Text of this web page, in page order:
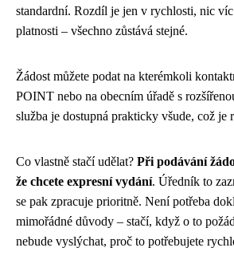
standardní. Rozdíl je jen v rychlosti, nic
platnosti – všechno zůstává stejné.
Žádost můžete podat na kterémkoli
POINT nebo na obecním úřadě s
služba je dostupná prakticky všude, což je
Co vlastně stačí udělat? Při podávání
že chcete expresní vydání. Úředník to
se pak zpracuje prioritně. Není potřeba
mimořádné důvody – stačí, když o to
nebude vyslýchat, proč to potřebujete